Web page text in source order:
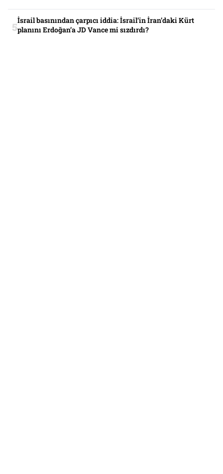
İsrail basınından çarpıcı iddia: İsrail’in İran’daki Kürt
planını Erdoğan’a JD Vance mi sızdırdı?